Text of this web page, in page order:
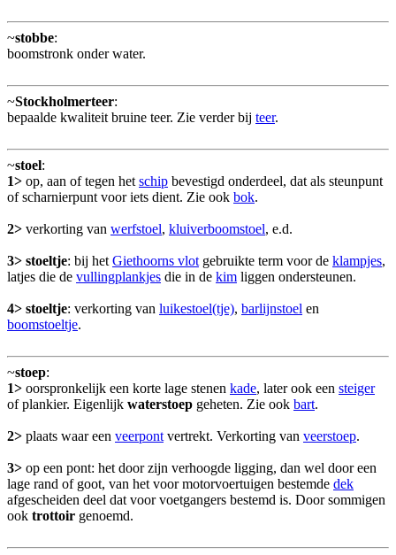
~stobbe:
boomstronk onder water.
~Stockholmerteer:
bepaalde kwaliteit bruine teer. Zie verder bij teer.
~stoel:
1> op, aan of tegen het schip bevestigd onderdeel, dat als steunpunt
of scharnierpunt voor iets dient. Zie ook bok.
2> verkorting van werfstoel, kluiverboomstoel, e.d.
3> stoeltje: bij het Giethoorns vlot gebruikte term voor de klampjes,
latjes die de vullingplankjes die in de kim liggen ondersteunen.
4> stoeltje: verkorting van luikestoel(tje), barlijnstoel en
boomstoeltje.
~stoep:
1> oorspronkelijk een korte lage stenen kade, later ook een steiger
of plankier. Eigenlijk waterstoep geheten. Zie ook bart.
2> plaats waar een veerpont vertrekt. Verkorting van veerstoep.
3> op een pont: het door zijn verhoogde ligging, dan wel door een
lage rand of goot, van het voor motorvoertuigen bestemde dek
afgescheiden deel dat voor voetgangers bestemd is. Door sommigen
ook trottoir genoemd.